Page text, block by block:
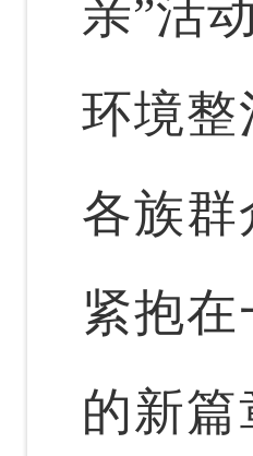
亲”活
环境整
各族
紧抱
的新